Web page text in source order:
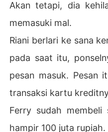
menghindar untuk
Dalam waktu singkat,
dengan bantuannya.
Riani membaca sebuah
mpulnya sangat mirip
Apa-apaan ini! Apakah
aminya menyembunyikan
Akan tetapi, dia
memasuki mal.
Riani berlari ke sana
pada saat itu,
pesan masuk. Pesan
transaksi kartu
Ferry sudah membeli
hampir 100 juta rupiah.